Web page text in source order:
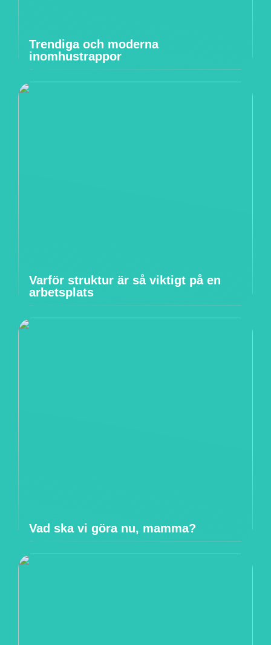
Trendiga och moderna
inomhustrappor
Varför struktur är så viktigt på en
arbetsplats
Vad ska vi göra nu, mamma?